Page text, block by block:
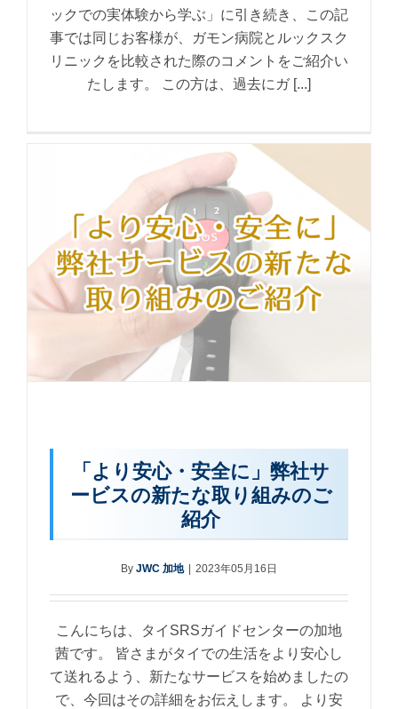
ックでの実体験から学ぶ」に引き続き、この記
事では同じお客様が、ガモン病院とルックスク
リニックを比較された際のコメントをご紹介い
たします。 この方は、過去にガ [...]
「より安心・安全に」弊社サ
ービスの新たな取り組みのご
紹介
By JWC 加地 | 2023年05月16日
こんにちは、タイSRSガイドセンターの加地
茜です。 皆さまがタイでの生活をより安心し
て送れるよう、新たなサービスを始めましたの
で、今回はその詳細をお伝えします。 より安